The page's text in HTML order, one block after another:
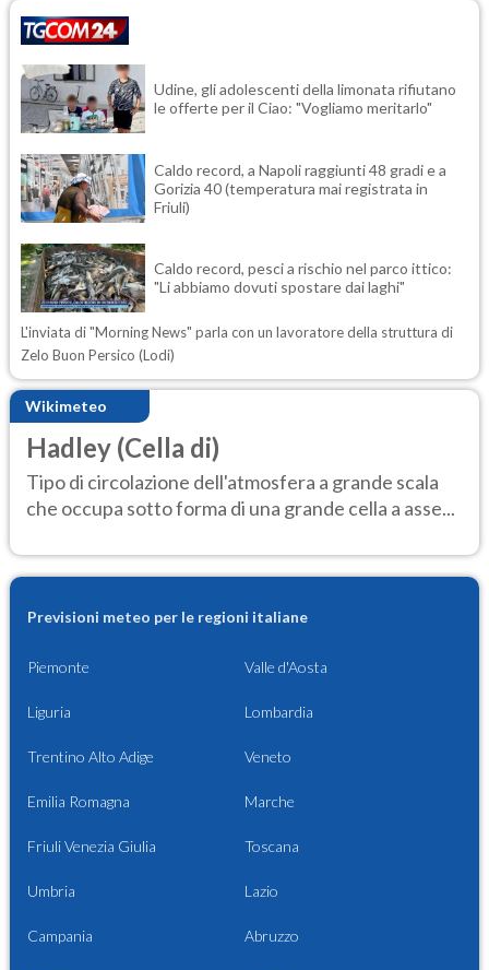
Udine, gli adolescenti della limonata rifiutano
le offerte per il Ciao: "Vogliamo meritarlo"
Caldo record, a Napoli raggiunti 48 gradi e a
Gorizia 40 (temperatura mai registrata in
Friuli)
Caldo record, pesci a rischio nel parco ittico:
"Li abbiamo dovuti spostare dai laghi"
L'inviata di "Morning News" parla con un lavoratore della struttura di
Zelo Buon Persico (Lodi)
Wikimeteo
Hadley (Cella di)
Tipo di circolazione dell'atmosfera a grande scala
che occupa sotto forma di una grande cella a asse...
Previsioni meteo per le regioni italiane
Piemonte Valle d'Aosta
Liguria Lombardia
Trentino Alto Adige Veneto
Emilia Romagna Marche
Friuli Venezia Giulia Toscana
Umbria Lazio
Campania Abruzzo